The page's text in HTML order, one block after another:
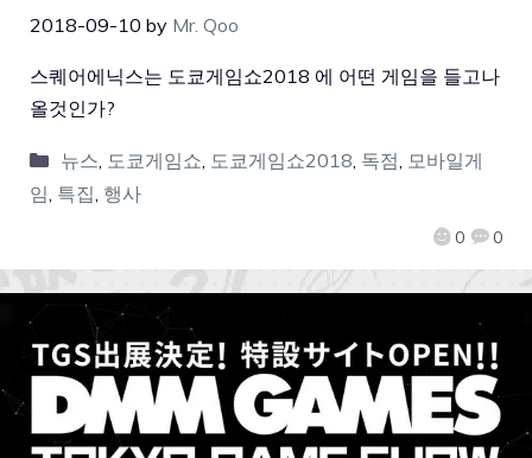
2018-09-10 by Mr. Qoo
0 0
스퀘어에닉스는 도쿄게임쇼2018 에 어떤 게임을 들고나
올것인가?
뉴스 도쿄게임쇼 도쿄게임쇼2018 독점 모바일게
임 특집 행사